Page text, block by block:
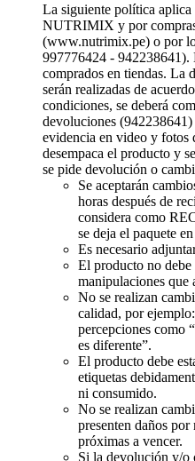
La siguiente política aplica
NUTRIMIX y por
(www.nutrimix.pe) o por
997776424 - 942238641).
comprados en tiendas. La
serán realizadas de
condiciones, se deberá
devoluciones
evidencia en video y fotos
desempaca el producto y
se pide devolución o
Se aceptarán
horas después de
considera como
se deja el paquete
Es necesario
El producto no debe
manipulaciones que
No se realizan
calidad, por
percepciones como
es diferente”.
El producto debe
etiquetas
ni consumido.
No se realizan
presenten daños
próximas a vencer.
Si la devolución y/o